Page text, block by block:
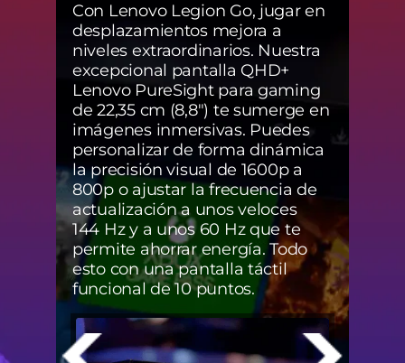
Con Lenovo Legion Go, jugar en
desplazamientos mejora a
niveles extraordinarios. Nuestra
excepcional pantalla QHD+
Lenovo PureSight para gaming
de 22,35 cm (8,8") te sumerge en
imágenes inmersivas. Puedes
personalizar de forma dinámica
la precisión visual de 1600p a
800p o ajustar la frecuencia de
actualización a unos veloces
144 Hz y a unos 60 Hz que te
permite ahorrar energía. Todo
esto con una pantalla táctil
funcional de 10 puntos.